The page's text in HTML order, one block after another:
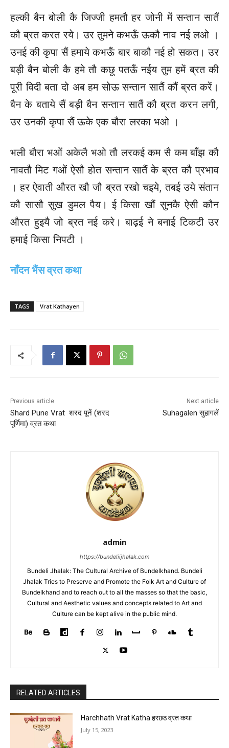
हल्की बैन बोली कै जिज्जी हमतौ हर जोनी में सन्तान सातैं
कौ ब्रत करत रये। उर तुमने कभऊँ ऊकौ नाव नई लओ ।
उनई की कृपा सैं हमाये कभऊँ बार बाकौ नई हो सकत। उर
बड़ी बैन बोली कै हमे तौ कछू पतऊँ नईय तुम हमें ब्रत की
पूरी विदी बता दो अब हम सोऊ सन्तान सातैं कौं ब्रत करें।
बैन के बताये सैं बड़ी बैन सन्तान सातैं कौ ब्रत करन लगी,
उर उनकी कृपा सैं ऊके एक बौरा लरका भओ ।
भली बौरा भओं अकेलै भओ तौ लरकई कम सै कम बाँझ कौ
नावतौ मिट गओं ऐसौ होत सन्तान सातैं के ब्रत कौ प्रभाव
। हर ऐवाती औरत खौ जौ ब्रत रखो चइये, तबई उये संतान
कौ सासौ सुख डुमल पैय। ई किसा खौं सुनकै ऐसी कौन
औरत हुइयै जो ब्रत नई करे। बाढ़ई ने बनाई टिकटी उर
हमाई किसा निपटी ।
नाँदन भैंस व्रत कथा
TAGS Vrat Kathayen
Previous article
Shard Pune Vrat शरद पूनें (शरद
पूर्णिमा) व्रत कथा
Next article
Suhagalen सुहागलें
admin
https://bundeliijhalak.com
Bundeli Jhalak: The Cultural Archive of Bundelkhand. Bundeli
Jhalak Tries to Preserve and Promote the Folk Art and Culture of
Bundelkhand and to reach out to all the masses so that the basic,
Cultural and Aesthetic values and concepts related to Art and
Culture can be kept alive in the public mind.
RELATED ARTICLES
Harchhath Vrat Katha हरछठ व्रत कथा
July 15, 2023